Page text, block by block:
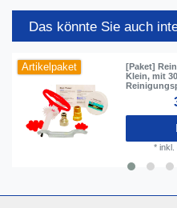
Das könnte Sie auch
Artikelpaket
[Paket]
Klein, mit
* inkl.